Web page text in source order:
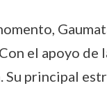
el apoyo de
Su principal